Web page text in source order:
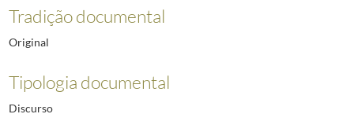
Tradição documental
Original
Tipologia documental
Discurso